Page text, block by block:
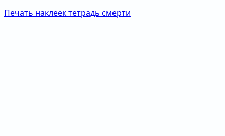
Печать наклеек тетрадь смерти